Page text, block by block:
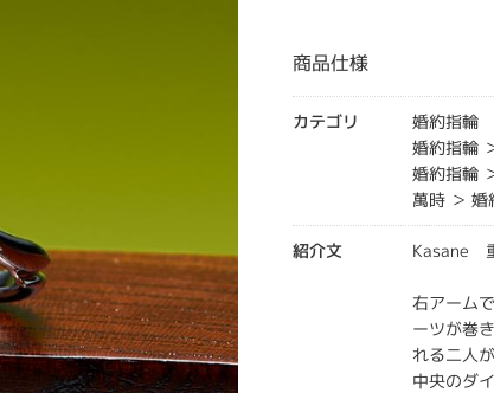
商品仕様
カテゴリ
婚約指輪
婚約指輪
婚約指輪
萬時 ＞ 婚
紹介文 Kasane
右アーム
ーツが巻
れる二人
中央のダ